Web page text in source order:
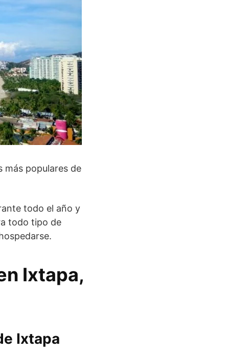
más populares de
todo el año y
todo tipo de
Ixtapa,
Ixtapa